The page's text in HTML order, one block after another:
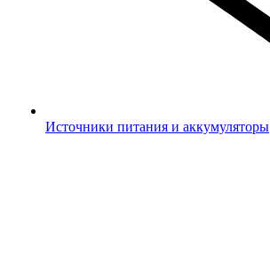
Источники питания и аккумуляторы